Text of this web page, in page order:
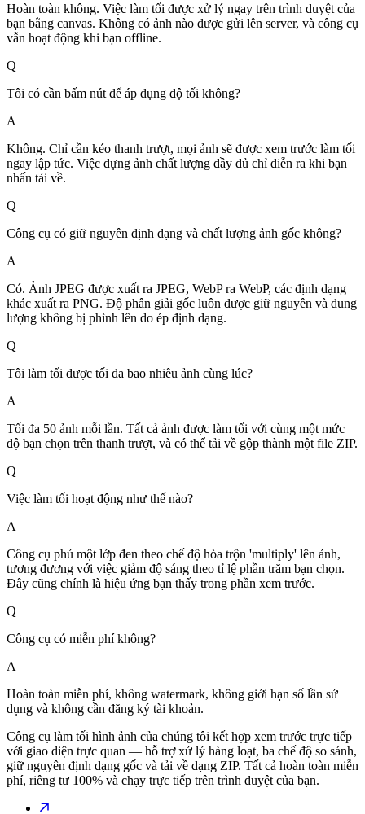
Hoàn toàn không. Việc làm tối được xử lý ngay trên trình duyệt của
bạn bằng canvas. Không có ảnh nào được gửi lên server, và công cụ
vẫn hoạt động khi bạn offline.
Q
Tôi có cần bấm nút để áp dụng độ tối không?
A
Không. Chỉ cần kéo thanh trượt, mọi ảnh sẽ được xem trước làm tối
ngay lập tức. Việc dựng ảnh chất lượng đầy đủ chỉ diễn ra khi bạn
nhấn tải về.
Q
Công cụ có giữ nguyên định dạng và chất lượng ảnh gốc không?
A
Có. Ảnh JPEG được xuất ra JPEG, WebP ra WebP, các định dạng
khác xuất ra PNG. Độ phân giải gốc luôn được giữ nguyên và dung
lượng không bị phình lên do ép định dạng.
Q
Tôi làm tối được tối đa bao nhiêu ảnh cùng lúc?
A
Tối đa 50 ảnh mỗi lần. Tất cả ảnh được làm tối với cùng một mức
độ bạn chọn trên thanh trượt, và có thể tải về gộp thành một file ZIP.
Q
Việc làm tối hoạt động như thế nào?
A
Công cụ phủ một lớp đen theo chế độ hòa trộn 'multiply' lên ảnh,
tương đương với việc giảm độ sáng theo tỉ lệ phần trăm bạn chọn.
Đây cũng chính là hiệu ứng bạn thấy trong phần xem trước.
Q
Công cụ có miễn phí không?
A
Hoàn toàn miễn phí, không watermark, không giới hạn số lần sử
dụng và không cần đăng ký tài khoản.
Công cụ làm tối hình ảnh của chúng tôi kết hợp xem trước trực tiếp
với giao diện trực quan — hỗ trợ xử lý hàng loạt, ba chế độ so sánh,
giữ nguyên định dạng gốc và tải về dạng ZIP. Tất cả hoàn toàn miễn
phí, riêng tư 100% và chạy trực tiếp trên trình duyệt của bạn.